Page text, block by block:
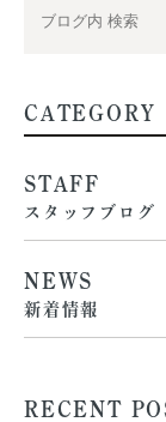
CATEGORY
STAFF
スタッフブログ
NEWS
新着情報
RECENT